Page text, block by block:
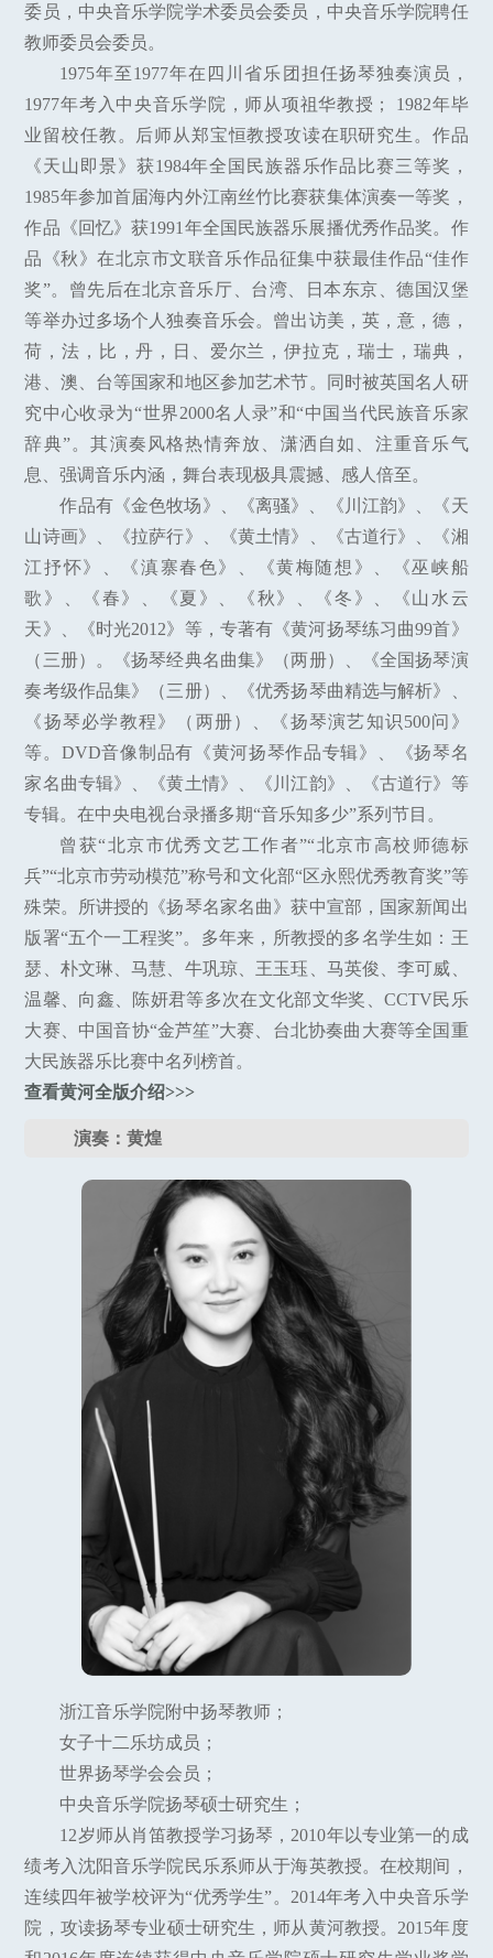
委员，中央音乐学院学术委员会委员，中央音乐学院聘任
教师委员会委员。
1975年至1977年在四川省乐团担任扬琴独奏演员，
1977年考入中央音乐学院，师从项祖华教授； 1982年毕
业留校任教。后师从郑宝恒教授攻读在职研究生。作品
《天山即景》获1984年全国民族器乐作品比赛三等奖，
1985年参加首届海内外江南丝竹比赛获集体演奏一等奖，
作品《回忆》获1991年全国民族器乐展播优秀作品奖。作
品《秋》在北京市文联音乐作品征集中获最佳作品“佳作
奖”。曾先后在北京音乐厅、台湾、日本东京、德国汉堡
等举办过多场个人独奏音乐会。曾出访美，英，意，德，
荷，法，比，丹，日、爱尔兰，伊拉克，瑞士，瑞典，
港、澳、台等国家和地区参加艺术节。同时被英国名人研
究中心收录为“世界2000名人录”和“中国当代民族音乐家
辞典”。其演奏风格热情奔放、潇洒自如、注重音乐气
息、强调音乐内涵，舞台表现极具震撼、感人倍至。
作品有《金色牧场》、《离骚》、《川江韵》、《天
山诗画》、《拉萨行》、《黄土情》、《古道行》、《湘
江抒怀》、《滇寨春色》、《黄梅随想》、《巫峡船
歌》、《春》、《夏》、《秋》、《冬》、《山水云
天》、《时光2012》等，专著有《黄河扬琴练习曲99首》
（三册）。《扬琴经典名曲集》（两册）、《全国扬琴演
奏考级作品集》（三册）、《优秀扬琴曲精选与解析》、
《扬琴必学教程》（两册）、《扬琴演艺知识500问》
等。DVD音像制品有《黄河扬琴作品专辑》、《扬琴名
家名曲专辑》、《黄土情》、《川江韵》、《古道行》等
专辑。在中央电视台录播多期“音乐知多少”系列节目。
曾获“北京市优秀文艺工作者”“北京市高校师德标
兵”“北京市劳动模范”称号和文化部“区永熙优秀教育奖”等
殊荣。所讲授的《扬琴名家名曲》获中宣部，国家新闻出
版署“五个一工程奖”。多年来，所教授的多名学生如：王
瑟、朴文琳、马慧、牛巩琼、王玉珏、马英俊、李可威、
温馨、向鑫、陈妍君等多次在文化部文华奖、CCTV民乐
大赛、中国音协“金芦笙”大赛、台北协奏曲大赛等全国重
大民族器乐比赛中名列榜首。
查看黄河全版介绍>>>
演奏：黄煌
浙江音乐学院附中扬琴教师；
女子十二乐坊成员；
世界扬琴学会会员；
中央音乐学院扬琴硕士研究生；
12岁师从肖笛教授学习扬琴，2010年以专业第一的成
绩考入沈阳音乐学院民乐系师从于海英教授。在校期间，
连续四年被学校评为“优秀学生”。2014年考入中央音乐学
院，攻读扬琴专业硕士研究生，师从黄河教授。2015年度